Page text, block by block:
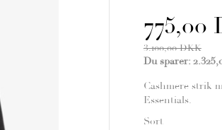
775,00
3.100,00 DKK
Du sparer:
Cashmere strik
Essentials.
Sort